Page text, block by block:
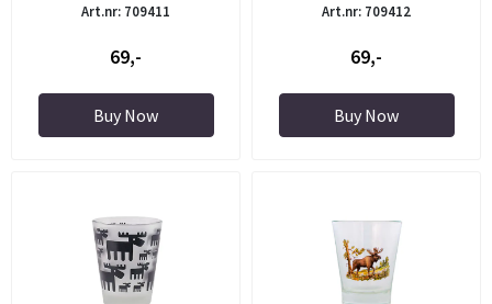
Art.nr: 709411
69,-
Buy Now
Art.nr: 709412
69,-
Buy Now